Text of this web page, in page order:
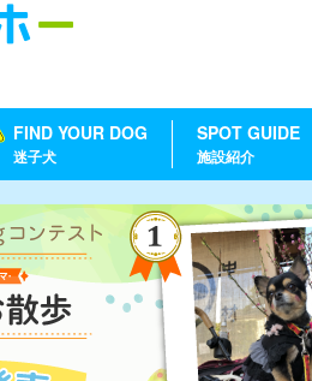
FIND YOUR DOG
迷子犬
SPOT GUIDE
施設紹介